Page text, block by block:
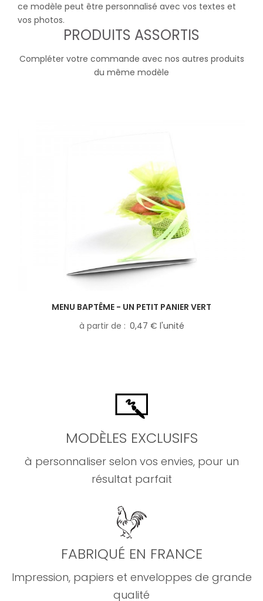
ce modèle peut être personnalisé avec vos textes et
vos photos.
PRODUITS ASSORTIS
Compléter votre commande avec nos autres produits
du même modèle
MENU BAPTÊME - UN PETIT PANIER VERT
à partir de
0,47 € l'unité
MODÈLES EXCLUSIFS
à personnaliser selon vos envies, pour un
résultat parfait
FABRIQUÉ EN FRANCE
Impression, papiers et enveloppes de grande
qualité